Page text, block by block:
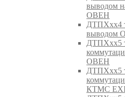
выводом
ОВЕН
ДТПХхх4
выводом
ДТПХхх5
ОВЕН
ДТПХхх5
КТМС